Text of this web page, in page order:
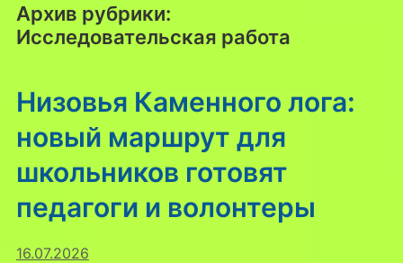
Архив рубрики:
Исследовательская работа
Низовья Каменного лога:
новый маршрут для
школьников готовят
педагоги и волонтеры
16.07.2026